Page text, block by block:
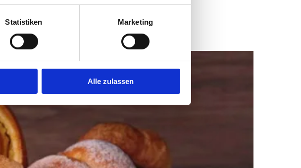
Statistiken Marketing
Alle zulassen